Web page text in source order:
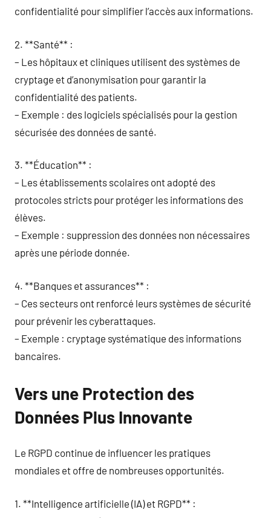
confidentialité pour simplifier l’accès aux informations.
2. **Santé** :
– Les hôpitaux et cliniques utilisent des systèmes de
cryptage et d’anonymisation pour garantir la
confidentialité des patients.
– Exemple : des logiciels spécialisés pour la gestion
sécurisée des données de santé.
3. **Éducation** :
– Les établissements scolaires ont adopté des
protocoles stricts pour protéger les informations des
élèves.
– Exemple : suppression des données non nécessaires
après une période donnée.
4. **Banques et assurances** :
– Ces secteurs ont renforcé leurs systèmes de sécurité
pour prévenir les cyberattaques.
– Exemple : cryptage systématique des informations
bancaires.
Vers une Protection des
Données Plus Innovante
Le RGPD continue de influencer les pratiques
mondiales et offre de nombreuses opportunités.
1. **Intelligence artificielle (IA) et RGPD** :